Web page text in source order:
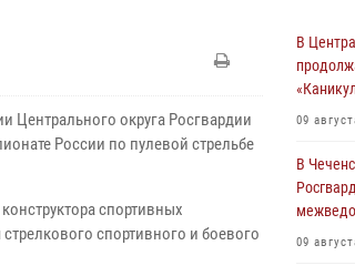
округа Росгвардии
России по пулевой стрельбе
спортивных
спортивного и боевого
В
09
В
09